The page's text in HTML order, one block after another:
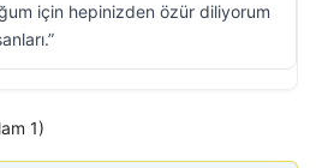
için hepinizden özür diliyorum
1)